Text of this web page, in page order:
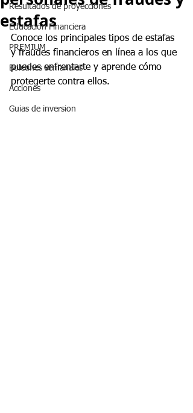
Resultados de proyecciones
Educación Financiera
PREMIUM
Boletines semanales
Acciones
Guias de inversion
estafas
Conoce los principales tipos de estafas
y fraudes financieros en línea a los que
puedes enfrentarte y aprende cómo
protegerte contra ellos.